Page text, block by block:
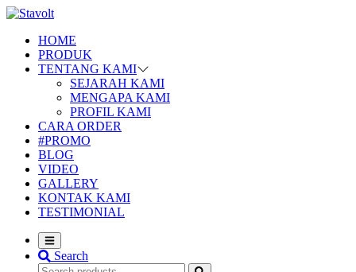
HOME
PRODUK
TENTANG KAMI
SEJARAH KAMI
MENGAPA KAMI
PROFIL KAMI
CARA ORDER
#PROMO
BLOG
VIDEO
GALLERY
KONTAK KAMI
TESTIMONIAL
Search